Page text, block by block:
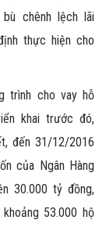
chênh lệch lãi
thực hiện cho
trình cho vay hỗ
khai trước đó,
đến 31/12/2016
của Ngân Hàng
30.000 tỷ đồng,
53.000 hộ